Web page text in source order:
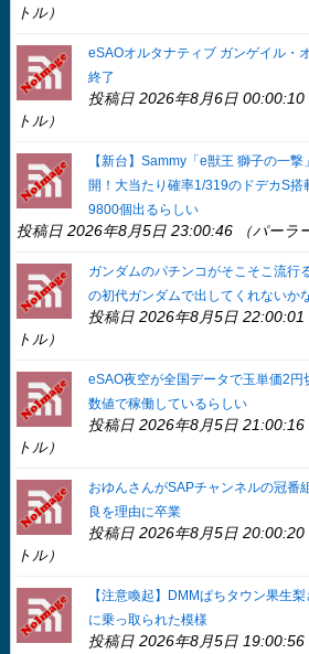
トル）
eSAOオルタナティブ ガンゲイル・
終了
投稿日 2026年8月6日
トル）
【新台】Sammy「e獣王 獅子の一
開！大当たり確率1/319のドデカS
9800個出るらしい
投稿日 2026年8月5日 23:00:46 （パーラ
ガンダムのパチンコがそこそこ流行
の初代ガンダムで出してくれないか
投稿日 2026年8月5日
トル）
eSAO夜空が全国データで玉単価2
数値で稼働しているらしい
投稿日 2026年8月5日
トル）
おゆんさんがSAPチャンネルの冠番
良を理由に卒業
投稿日 2026年8月5日
トル）
【注意喚起】DMMぱちタウン果生
に乗っ取られた模様
投稿日 2026年8月5日